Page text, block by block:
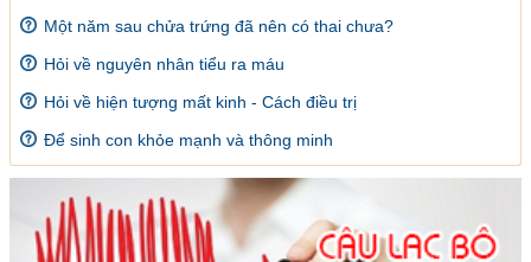
Một năm sau chửa trứng đã nên có thai chưa?
Hỏi về nguyên nhân tiểu ra máu
Hỏi về hiện tượng mất kinh - Cách điều trị
Để sinh con khỏe mạnh và thông minh